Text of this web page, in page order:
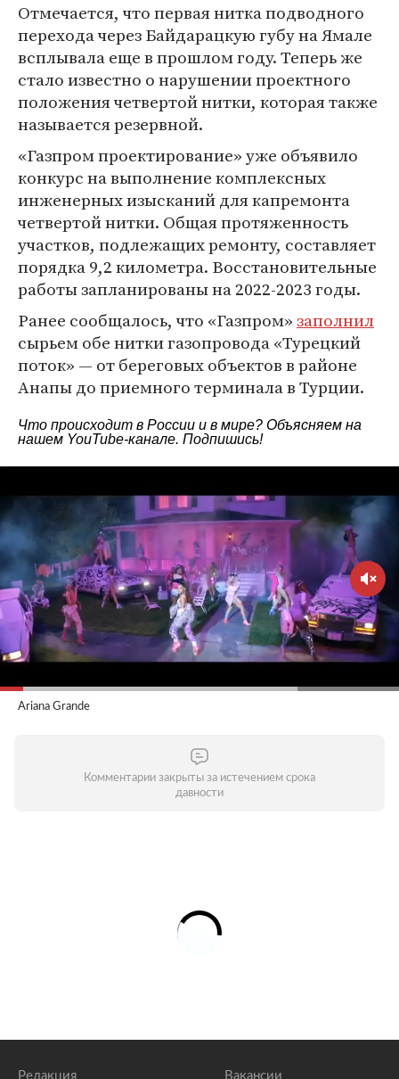
Отмечается, что первая нитка подводного
перехода через Байдарацкую губу на Ямале
всплывала еще в прошлом году. Теперь же
стало известно о нарушении проектного
положения четвертой нитки, которая также
называется резервной.
«Газпром проектирование» уже объявило
конкурс на выполнение комплексных
инженерных изысканий для капремонта
четвертой нитки. Общая протяженность
участков, подлежащих ремонту, составляет
порядка 9,2 километра. Восстановительные
работы запланированы на 2022-2023 годы.
Ранее сообщалось, что «Газпром»заполнил
сырьем обе нитки газопровода «Турецкий
поток» — от береговых объектов в районе
Анапы до приемного терминала в Турции.
Что происходит в России и в мире? Объясняем на
нашем YouTube-канале. Подпишись!
Ariana Grande
Комментарии закрыты за истечением срока
давности
Редакция Вакансии